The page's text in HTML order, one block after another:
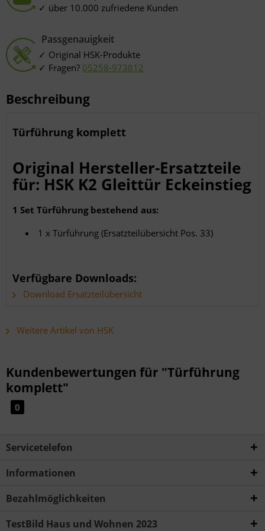
über 10.000 zufriedene Kunden
Passgenauigkeit
Original HSK-Produkte
Fragen? 05258-973812
Beschreibung
Türführung komplett
Original Hersteller-Ersatzteile
für: HSK K2 Gleittür Eckeinstieg
1 Set Türführung bestehend aus:
1 x Türführung (Ersatzteilübersicht Pos. 33)
Verfügbare Downloads:
Download Ersatzteilübersicht
Weitere Artikel von HSK
Kundenbewertungen für "Türführung
komplett"
0
Servicetelefon
Informationen
Bezahlmöglichkeiten
TestBild Haus und Wohnen 2023